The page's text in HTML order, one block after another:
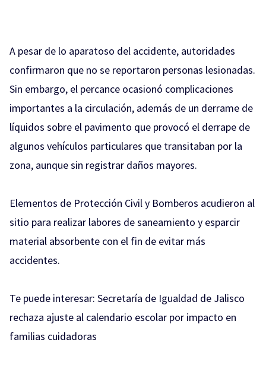
A pesar de lo aparatoso del accidente, autoridades
confirmaron que no se reportaron personas lesionadas.
Sin embargo, el percance ocasionó complicaciones
importantes a la circulación, además de un derrame de
líquidos sobre el pavimento que provocó el derrape de
algunos vehículos particulares que transitaban por la
zona, aunque sin registrar daños mayores.
Elementos de Protección Civil y Bomberos acudieron al
sitio para realizar labores de saneamiento y esparcir
material absorbente con el fin de evitar más
accidentes.
Te puede interesar: Secretaría de Igualdad de Jalisco
rechaza ajuste al calendario escolar por impacto en
familias cuidadoras